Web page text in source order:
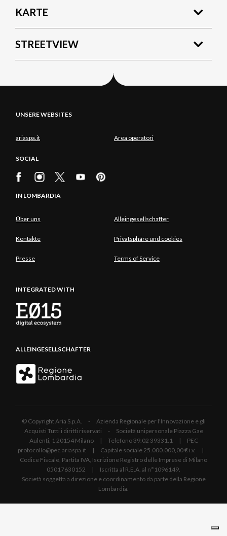
KARTE
STREETVIEW
UNSERE WEBSITES
ariaspa.it Area operatori
SOCIAL
IN LOMBARDIA
Über uns Alleingesellschafter
Kontakte Privatsphäre und cookies
Presse Terms of Service
INTEGRATED WITH
ALLEINGESELLSCHAFTER
© Copyright Aria S.p.A. - Azienda Regionale per l'Innovazione e gli
Acquisti Tutti i diritti riservati - Società unipersonale Piazza Gae
Aulenti, 1 20154 Milano | Telefono 39.02 39331.1 | PEC
protocollo@pec.ariaspa.it | Capitale sociale 25.000.000,00 € i.v. |
Codice Fiscale, Partita IVA, Iscrizione Registro delle Imprese di Milano
05017630152 | Iscritta al R.E.A. al n°1096149.
Società soggetta a direzione e coordinamento da parte della Regione
Lombardia.